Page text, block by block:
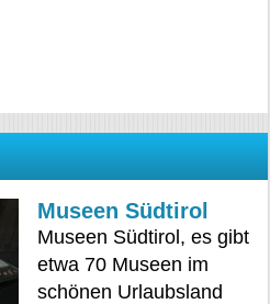
Museen Südtirol
Museen Südtirol, es gibt
etwa 70 Museen im
schönen Urlaubsland